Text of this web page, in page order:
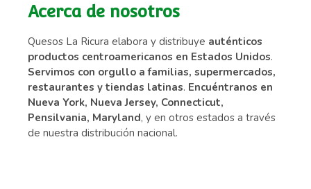
Acerca de nosotros
Quesos La Ricura elabora y distribuye auténticos
productos centroamericanos en Estados Unidos.
Servimos con orgullo a familias, supermercados,
restaurantes y tiendas latinas. Encuéntranos en
Nueva York, Nueva Jersey, Connecticut,
Pensilvania, Maryland, y en otros estados a través
de nuestra distribución nacional.